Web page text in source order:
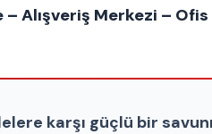
Alışveriş Merkezi –
karşı güçlü bir